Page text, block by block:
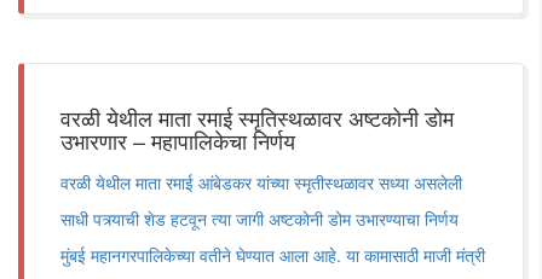
वरळी येथील माता रमाई स्मृतिस्थळावर अष्टकोनी डोम
उभारणार – महापालिकेचा निर्णय
वरळी येथील माता रमाई आंबेडकर यांच्या स्मृतीस्थळावर सध्या असलेली
साधी पत्र्याची शेड हटवून त्या जागी अष्टकोनी डोम उभारण्याचा निर्णय
मुंबई महानगरपालिकेच्या वतीने घेण्यात आला आहे. या कामासाठी माजी मंत्री